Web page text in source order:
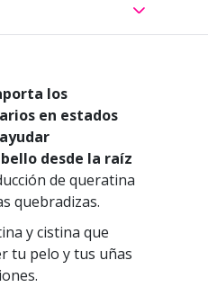
los
en estados
desde la raíz
de queratina
quebradizas.
y cistina que
tu pelo y tus uñas